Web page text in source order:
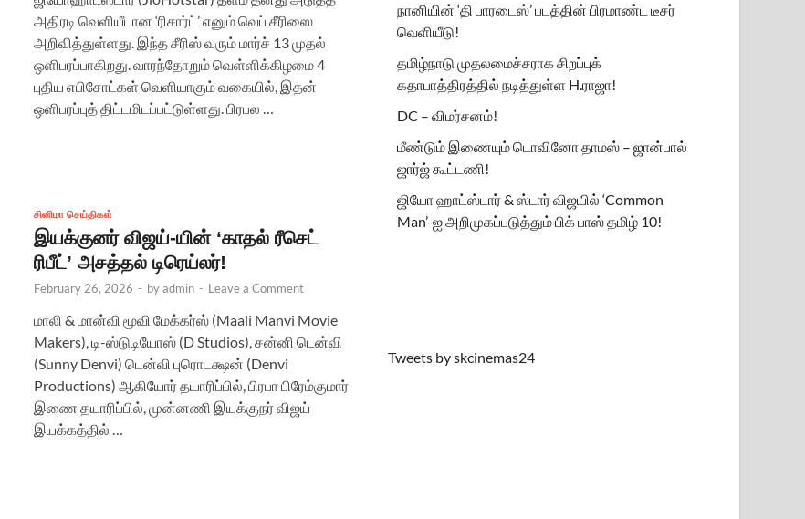
அதிரடி வெளியீடான ‘ரிசார்ட்’ எனும் வெப் சீரிஸை
அறிவித்துள்ளது. இந்த சீரிஸ் வரும் மார்ச் 13 முதல்
ஒளிபரப்பாகிறது. வாரந்தோறும் வெள்ளிக்கிழமை 4
புதிய எபிசோட்கள் வெளியாகும் வகையில், இதன்
ஒளிபரப்புத் திட்டமிடப்பட்டுள்ளது. பிரபல …
சினிமா செய்திகள்
இயக்குனர் விஜய்-யின் ‘காதல் ரீசெட்
ரிபீட்’ அசத்தல் டிரெய்லர்!
February 26, 2026 - byadmin - Leave a Comment
மாலி & மான்வி மூவி மேக்கர்ஸ் (Maali Manvi Movie
Makers), டி-ஸ்டுடியோஸ் (D Studios), சன்னி டென்வி
(Sunny Denvi) டென்வி புரொடக்ஷன் (Denvi
Productions) ஆகியோர் தயாரிப்பில், பிரபா பிரேம்குமார்
இணை தயாரிப்பில், முன்னணி இயக்குநர் விஜய்
இயக்கத்தில் …
நானியின் ‘தி பாரடைஸ்’ படத்தின் பிரமாண்ட டீசர்
வெளியீடு!
தமிழ்நாடு முதலமைச்சராக சிறப்புக்
கதாபாத்திரத்தில் நடித்துள்ள H.ராஜா!
DC – விமர்சனம்!
மீண்டும் இணையும் டொவினோ தாமஸ் – ஜான்பால்
ஜார்ஜ் கூட்டணி!
ஜியோ ஹாட்ஸ்டார் & ஸ்டார் விஜயில் ‘Common
Man’-ஐ அறிமுகப்படுத்தும் பிக் பாஸ் தமிழ் 10!
Tweets by skcinemas24